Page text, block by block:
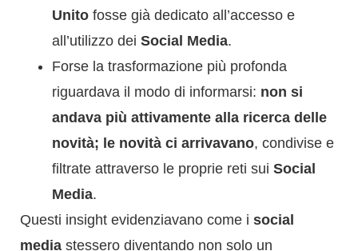
Unito fosse già dedicato all’accesso e
all’utilizzo dei Social Media.
Forse la trasformazione più profonda
riguardava il modo di informarsi: non si
andava più attivamente alla ricerca delle
novità; le novità ci arrivavano, condivise e
filtrate attraverso le proprie reti sui Social
Media.
Questi insight evidenziavano come i social
media stessero diventando non solo un